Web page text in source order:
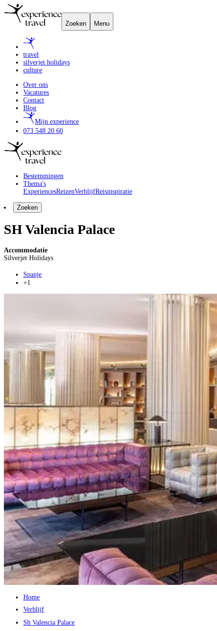
Zoeken Menu
travel
silverjet holidays
culture
Over ons
Vacatures
Contact
Blog
Mijn experience
073 548 20 60
Bestemmingen
Thema's
ExperiencesReizenVerblijfReisinspiratie
Zoeken
SH Valencia Palace
Accommodatie
Silverjet Holidays
Spanje
+1
Home
Verblijf
Sh Valencia Palace